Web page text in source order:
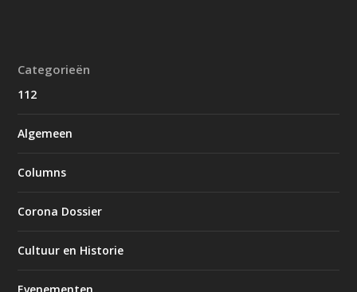
Categorieën
112
Algemeen
Columns
Corona Dossier
Cultuur en Historie